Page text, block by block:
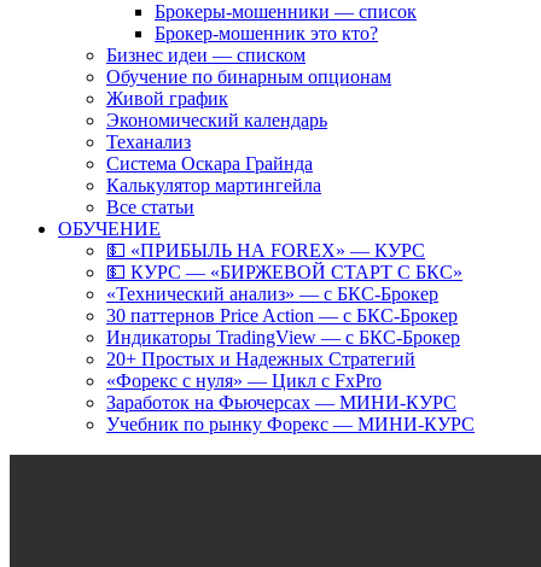
Брокеры-мошенники — список
Брокер-мошенник это кто?
Бизнес идеи — списком
Обучение по бинарным опционам
Живой график
Экономический календарь
Теханализ
Система Оскара Грайнда
Калькулятор мартингейла
Все статьи
ОБУЧЕНИЕ
💵 «ПРИБЫЛЬ НА FOREX» — КУРС
💵 КУРС — «БИРЖЕВОЙ СТАРТ С БКС»
«Технический анализ» — с БКС-Брокер
30 паттернов Price Action — с БКС-Брокер
Индикаторы TradingView — с БКС-Брокер
20+ Простых и Надежных Стратегий
«Форекс с нуля» — Цикл с FxPro
Заработок на Фьючерсах — МИНИ-КУРС
Учебник по рынку Форекс — МИНИ-КУРС